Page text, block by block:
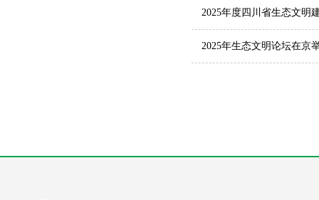
2025年度四川省生态文明
2025年生态文明论坛在京